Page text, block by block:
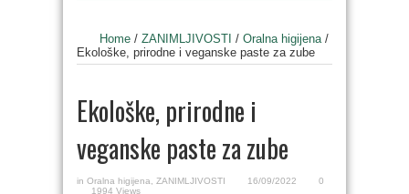
Home / ZANIMLJIVOSTI / Oralna higijena/
Ekološke, prirodne i veganske paste za zube
Ekološke, prirodne i
veganske paste za zube
in Oralna higijena ZANIMLJIVOSTI 16/09/2022
0
1994 Views